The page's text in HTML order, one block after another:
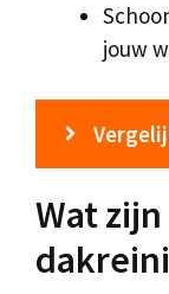
jouw
Wat